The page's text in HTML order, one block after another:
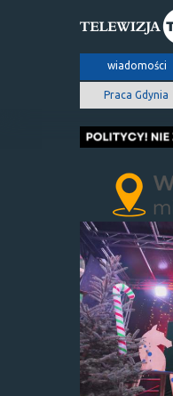
wiadomości
Praca Gdynia